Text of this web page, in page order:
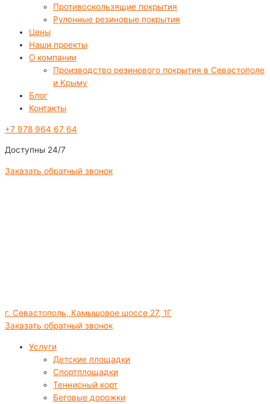
Противоскользящие покрытия
Рулонные резиновые покрытия
Цены
Наши проекты
О компании
Производство резинового покрытия в Севастополе
и Крыму
Блог
Контакты
+7 978 964 67 64
Доступны 24/7
Заказать обратный звонок
г. Севастополь, Камышовое шоссе 27, 1Г
Заказать обратный звонок
Услуги
Детские площадки
Спортплощадки
Теннисный корт
Беговые дорожки